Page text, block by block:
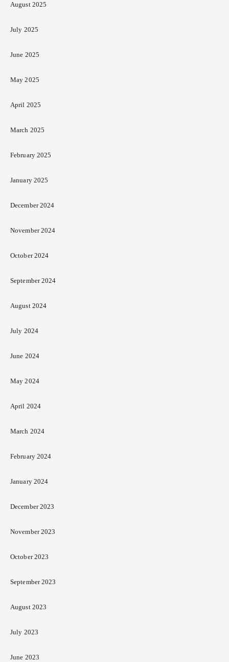
August 2025
July 2025
June 2025
May 2025
April 2025
March 2025
February 2025
January 2025
December 2024
November 2024
October 2024
September 2024
August 2024
July 2024
June 2024
May 2024
April 2024
March 2024
February 2024
January 2024
December 2023
November 2023
October 2023
September 2023
August 2023
July 2023
June 2023